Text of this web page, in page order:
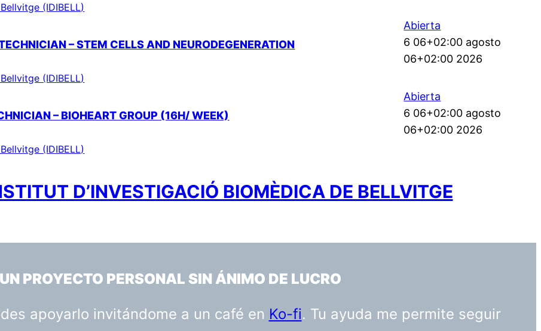
(IDIBELL)
– STEM CELLS AND NEURODEGENERATION
(IDIBELL)
Abierta
6 06+02:00 agosto
06+02:00 2026
– BIOHEART GROUP (16H/ WEEK)
(IDIBELL)
Abierta
6 06+02:00 agosto
06+02:00 2026
D’INVESTIGACIÓ BIOMÈDICA DE BELLVITGE
PROYECTO PERSONAL SIN ÁNIMO DE LUCRO
apoyarlo invitándome a un café en Ko-fi. Tu ayuda me permite seguir